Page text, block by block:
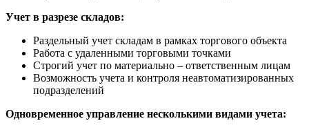
Учет в разрезе складов:
Раздельный учет складам в рамках торгового объекта
Работа с удаленными торговыми точками
Строгий учет по материально – ответственным лицам
Возможность учета и контроля неавтоматизированных
подразделений
Одновременное управление несколькими видами учета: